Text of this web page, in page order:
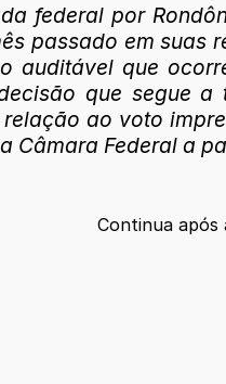
federal por
passado em
auditável que
que segue a
ao voto
Federal a
Continua após